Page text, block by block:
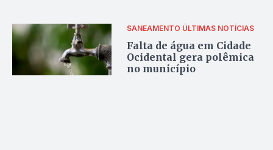
SANEAMENTO ÚLTIMAS NOTÍCIAS
Falta de água em Cidade
Ocidental gera polêmica
no município